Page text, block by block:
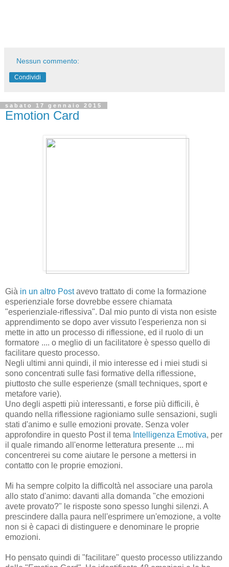
Nessun commento:
Condividi
sabato 17 gennaio 2015
Emotion Card
Già in un altro Postavevo trattato di come la formazione
esperienziale forse dovrebbe essere chiamata
"esperienziale-riflessiva". Dal mio punto di vista non esiste
apprendimento se dopo aver vissuto l'esperienza non si
mette in atto un processo di riflessione, ed il ruolo di un
formatore .... o meglio di un facilitatore è spesso quello di
facilitare questo processo.
Negli ultimi anni quindi, il mio interesse ed i miei studi si
sono concentrati sulle fasi formative della riflessione,
piuttosto che sulle esperienze (small techniques, sport e
metafore varie).
Uno degli aspetti più interessanti, e forse più difficili, è
quando nella riflessione ragioniamo sulle sensazioni, sugli
stati d'animo e sulle emozioni provate. Senza voler
approfondire in questo Post il tema Intelligenza Emotiva, per
il quale rimando all'enorme letteratura presente ... mi
concentrerei su come aiutare le persone a mettersi in
contatto con le proprie emozioni.
Mi ha sempre colpito la difficoltà nel associare una parola
allo stato d'animo: davanti alla domanda "che emozioni
avete provato?" le risposte sono spesso lunghi silenzi. A
prescindere dalla paura nell'esprimere un'emozione, a volte
non si è capaci di distinguere e denominare le proprie
emozioni.
Ho pensato quindi di "facilitare" questo processo utilizzando